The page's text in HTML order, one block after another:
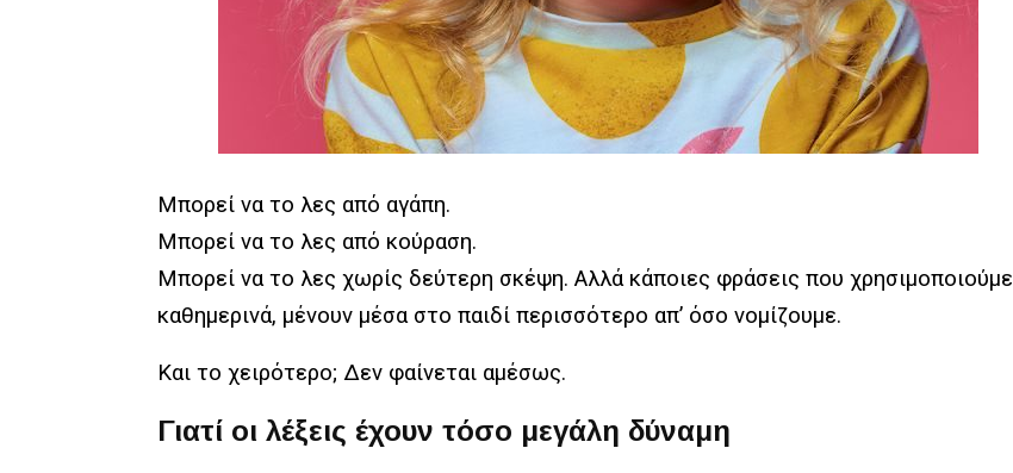
Μπορεί να το λες από αγάπη.
Μπορεί να το λες από κούραση.
Μπορεί να το λες χωρίς δεύτερη σκέψη. Αλλά κάποιες φράσεις που χρησιμοποιούμε
καθημερινά, μένουν μέσα στο παιδί περισσότερο απ’ όσο νομίζουμε.
Και το χειρότερο; Δεν φαίνεται αμέσως.
Γιατί οι λέξεις έχουν τόσο μεγάλη δύναμη